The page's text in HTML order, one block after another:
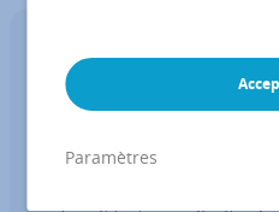
IONOS GPT
Votre assistant IA
Paramètres